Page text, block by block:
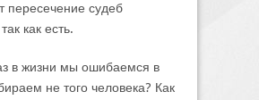
пересечение судеб
как есть.
в жизни мы ошибаемся в
не того человека? Как